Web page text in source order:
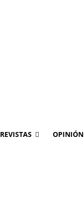
REVISTAS OPINIÓN